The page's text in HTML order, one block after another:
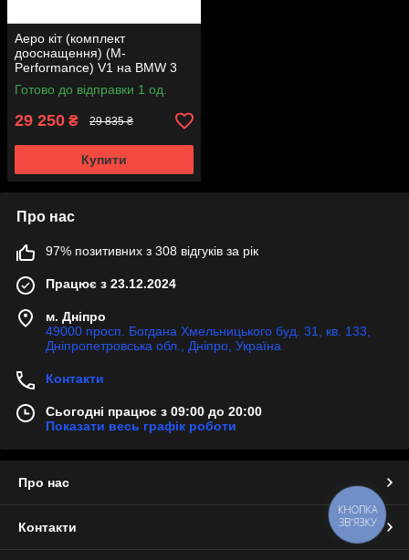
Аеро кіт (комплект
дооснащення) (M-
Performance) V1 на BMW 3
Series G20/G21 2022-2024
року
Готово до відправки 1 од.
29 250 ₴ 29 835 ₴
Купити
Про нас
97% позитивних з 308 відгуків за рік
Працює з 23.12.2024
м. Дніпро
49000 просп. Богдана Хмельницького буд. 31, кв. 133,
Дніпропетровська обл., Дніпро, Україна
Контакти
Сьогодні працює з 09:00 до 20:00
Показати весь графік роботи
Про нас
Контакти
КНОПКА
ЗВ'ЯЗКУ